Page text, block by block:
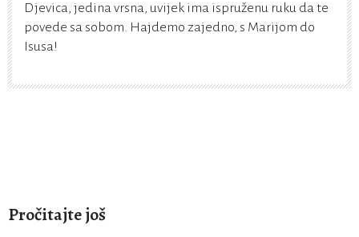
Djevica, jedina vrsna, uvijek ima ispruženu ruku da te
povede sa sobom. Hajdemo zajedno, s Marijom do
Isusa!
Pročitajte još